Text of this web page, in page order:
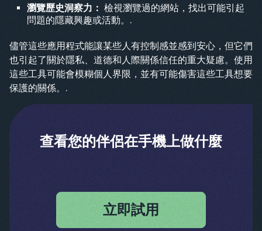
瀏覽歷史洞察力： 檢視瀏覽過的網站，找出可能引起
問題的隱藏興趣或活動。.
儘管這些應用程式能讓某些人有控制感並感到安心，但它們
也引起了關於隱私、道德和人際關係信任的重大疑慮。使用
這些工具可能會模糊個人界限，並有可能傷害這些工具想要
保護的關係。.
查看您的伴侶在手機上做什麼
立即試用